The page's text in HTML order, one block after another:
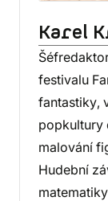
Karel
festivalu
fantastiky,
popkultury
malování
Hudební